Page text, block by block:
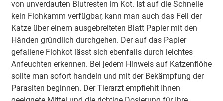
von unverdauten Blutresten im Kot. Ist auf die Schnelle
kein Flohkamm verfügbar, kann man auch das Fell der
Katze über einem ausgebreiteten Blatt Papier mit den
Händen gründlich durchgehen. Der auf das Papier
gefallene Flohkot lässt sich ebenfalls durch leichtes
Anfeuchten erkennen. Bei jedem Hinweis auf Katzenflöhe
sollte man sofort handeln und mit der Bekämpfung der
Parasiten beginnen. Der Tierarzt empfiehlt Ihnen